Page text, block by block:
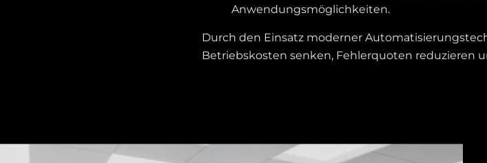
Anwendungsmöglichkeiten​.
Durch den Einsatz moderner
Betriebskosten senken, Fehlerquoten reduzieren